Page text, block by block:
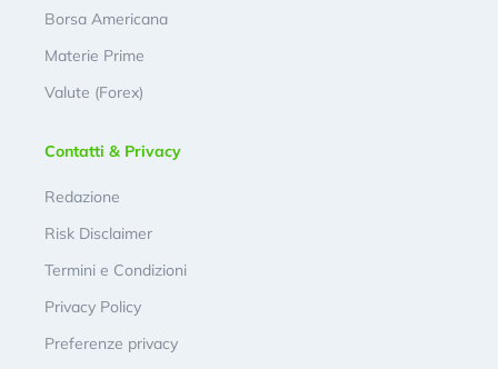
Borsa Americana
Materie Prime
Valute (Forex)
Contatti & Privacy
Redazione
Risk Disclaimer
Termini e Condizioni
Privacy Policy
Preferenze privacy